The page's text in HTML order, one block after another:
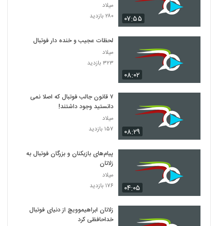
۰۷:۵۵
میلاد
۲۸۰ بازدید
۰۸:۰۲
لحظات عجیب و خنده دار فوتبال
میلاد
۳۲۳ بازدید
۰۸:۲۹
۷ قانون جالب فوتبال که اصلا نمی
دانستید وجود داشتند!
میلاد
۱۵۷ بازدید
۰۴:۰۵
پیام‌های بازیکنان و بزرگان فوتبال به
زلاتان
میلاد
۱۷۶ بازدید
زلاتان ابراهیموویچ از دنیای فوتبال
خداحافظی کرد